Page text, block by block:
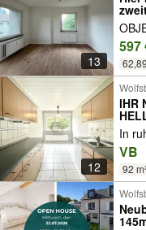
13
und
597
12
IHR
In
VB
92